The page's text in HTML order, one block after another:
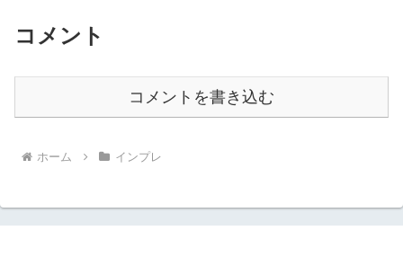
コメント
コメントを書き込む
ホーム インプレ